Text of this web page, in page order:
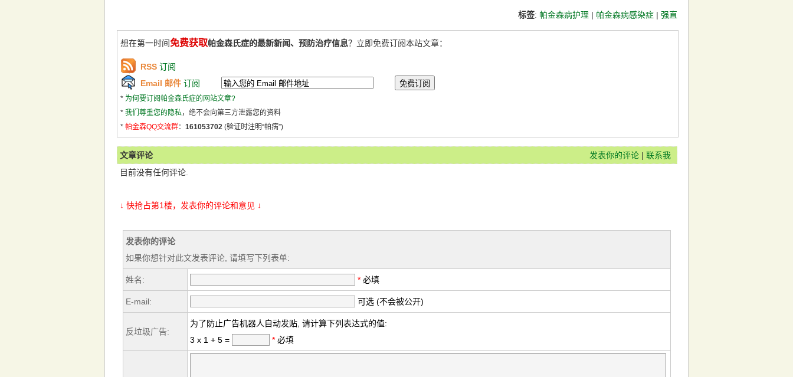
标签: 帕金森病护理 | 帕金森病感染症 | 强直
想在第一时间免费获取帕金森氏症的最新新闻、预防治疗信息？立即免费订阅本站文章：
RSS 订阅
Email 邮件 订阅
* 为何要订阅帕金森氏症的网站文章?
* 我们尊重您的隐私，绝不会向第三方泄露您的资料
* 帕金森QQ交流群： 161053702 (验证时注明“帕病”)
文章评论 发表你的评论 | 联系我
目前没有任何评论.
↓ 快抢占第1楼，发表你的评论和意见 ↓
发表你的评论
如果你想针对此文发表评论, 请填写下列表单:
姓名: *必填
E-mail: 可选 (不会被公开)
反垃圾广告:
为了防止广告机器人自动发贴, 请计算下列表达式的值:
3 x 1 + 5 =
*必填